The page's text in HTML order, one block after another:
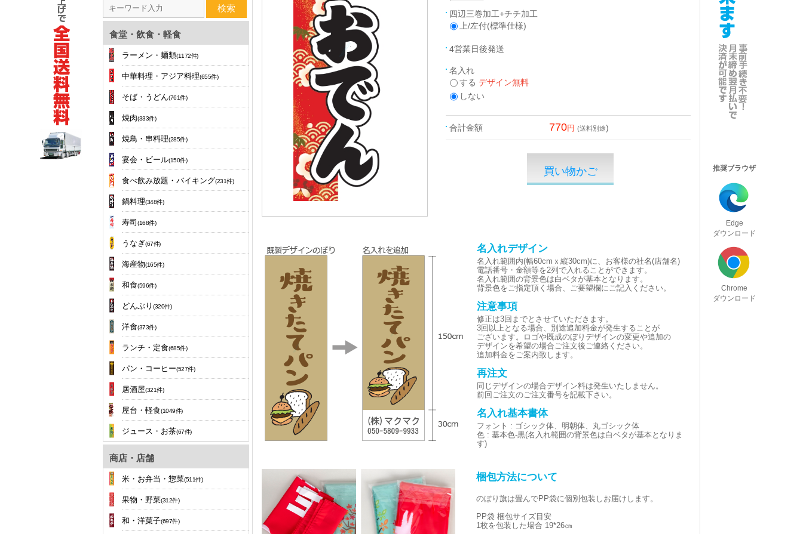
検索
食堂・飲食・軽食
ラーメン・麺類(1172件)
中華料理・アジア料理(655件)
そば・うどん(761件)
焼肉(333件)
焼鳥・串料理(285件)
宴会・ビール(150件)
食べ飲み放題・バイキング(231件)
鍋料理(348件)
寿司 (168件)
うなぎ(67件)
海産物(165件)
和食(596件)
どんぶり (320件)
洋食(373件)
ランチ・定食(685件)
パン・コーヒー(527件)
居酒屋(321件)
屋台・軽食(1049件)
ジュース・お茶(67件)
商店・店舗
米・お弁当・惣菜(511件)
果物・野菜(312件)
和・洋菓子(697件)
推奨ブラウザ
Edge
ダウンロード
Chrome
ダウンロード
四辺三巻加工+チチ加工
上/左付(標準仕様)
4営業日後発送
名入れ
する デザイン無料
しない
合計金額 770 (送料別途)
名入れデザイン
名入れ範囲内(幅60cmｘ縦30cm)に、お客様の社名(店舗名)
電話番号・金額等を2列で入れることができます。
名入れ範囲の背景色は白ベタが基本となります。
背景色をご指定頂く場合、ご要望欄にご記入ください。
注意事項
修正は3回までとさせていただきます。
3回以上となる場合、別途追加料金が発生することが
ございます。ロゴや既成のぼりデザインの変更や追加の
デザインを希望の場合ご注文後ご連絡ください。
追加料金をご案内致します。
再注文
同じデザインの場合デザイン料は発生いたしません。
前回ご注文のご注文番号を記載下さい。
名入れ基本書体
フォント : ゴシック体、明朝体、丸ゴシック体
色 : 基本色-黒(名入れ範囲の背景色は白ベタが基本となりま
す)
梱包方法について
のぼり旗は畳んでPP袋に個別包装しお届けします。
PP袋 梱包サイズ目安
1枚を包装した場合 19*26㎝